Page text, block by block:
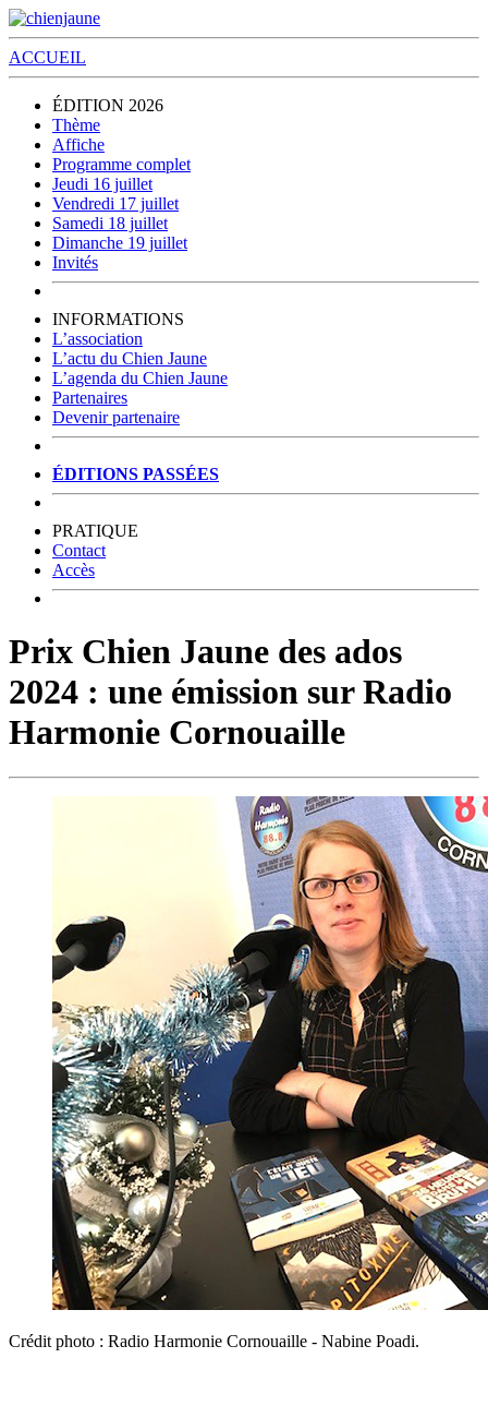
ACCUEIL
ÉDITION 2026
Thème
Affiche
Programme complet
Jeudi 16 juillet
Vendredi 17 juillet
Samedi 18 juillet
Dimanche 19 juillet
Invités
INFORMATIONS
L’association
L’actu du Chien Jaune
L’agenda du Chien Jaune
Partenaires
Devenir partenaire
ÉDITIONS PASSÉES
PRATIQUE
Contact
Accès
Prix Chien Jaune des ados
2024 : une émission sur Radio
Harmonie Cornouaille
Crédit photo : Radio Harmonie Cornouaille - Nabine Poadi.